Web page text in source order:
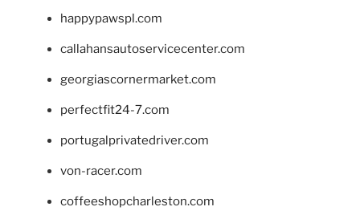
happypawspl.com
callahansautoservicecenter.com
georgiascornermarket.com
perfectfit24-7.com
portugalprivatedriver.com
von-racer.com
coffeeshopcharleston.com